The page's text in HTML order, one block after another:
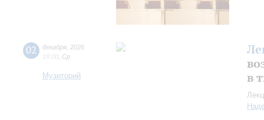
02 декабря 2026
18:00 Ср
Музиторий
в